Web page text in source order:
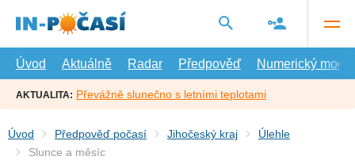
hlavní
Úvod
Aktuálně Radar Předpověď Numerický model
AKTUALITA: Převážně slunečno s letními teplotami
Úvod Předpověď počasí Jihočeský kraj
Úlehle
Slunce a měsíc